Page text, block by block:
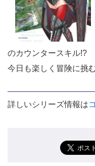
のカウンタースキル!?
今日も楽しく冒険に挑む
詳しいシリーズ情報は